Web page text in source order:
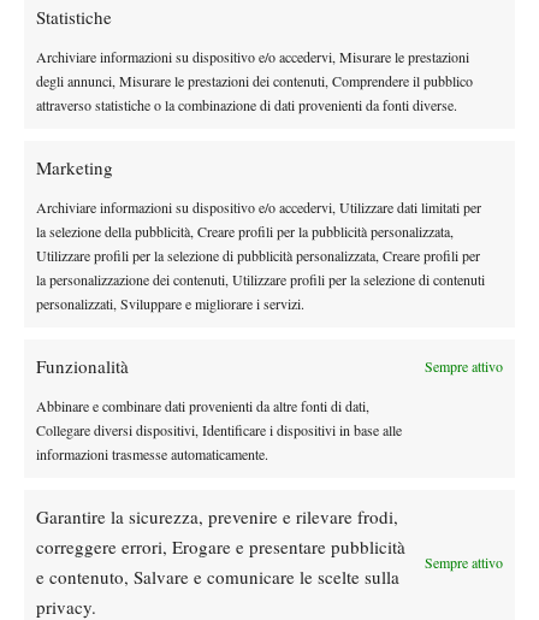
Statistiche
Archiviare informazioni su dispositivo e/o accedervi, Misurare le prestazioni
degli annunci, Misurare le prestazioni dei contenuti, Comprendere il pubblico
attraverso statistiche o la combinazione di dati provenienti da fonti diverse.
Marketing
Archiviare informazioni su dispositivo e/o accedervi, Utilizzare dati limitati per
la selezione della pubblicità, Creare profili per la pubblicità personalizzata,
Utilizzare profili per la selezione di pubblicità personalizzata, Creare profili per
la personalizzazione dei contenuti, Utilizzare profili per la selezione di contenuti
personalizzati, Sviluppare e migliorare i servizi.
Funzionalità Sempre attivo
Abbinare e combinare dati provenienti da altre fonti di dati,
Collegare diversi dispositivi, Identificare i dispositivi in base alle
informazioni trasmesse automaticamente.
Garantire la sicurezza, prevenire e rilevare frodi,
correggere errori, Erogare e presentare pubblicità
e contenuto, Salvare e comunicare le scelte sulla
privacy.
Sempre attivo
come Fissette sembra confermare la volontà di accelerare
ulteriormente il proprio percorso di crescita.
DI TENDENZA
News
Masters 1000 Cincinnati 2026: forfait di
Quinn, Sonego entra nel tabellone
Masters 1000 Cincinnati 2026: a che ora e
dove vedere il sorteggio del tabellone
Rusedski sul futuro di Alcaraz: “Non
giocherà lo US Open, forse non lo vedremo
più nel 2026”